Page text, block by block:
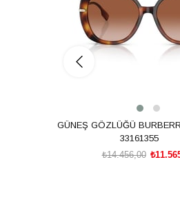
GÜNEŞ GÖZLÜĞÜ
33161355
₺14.456,00